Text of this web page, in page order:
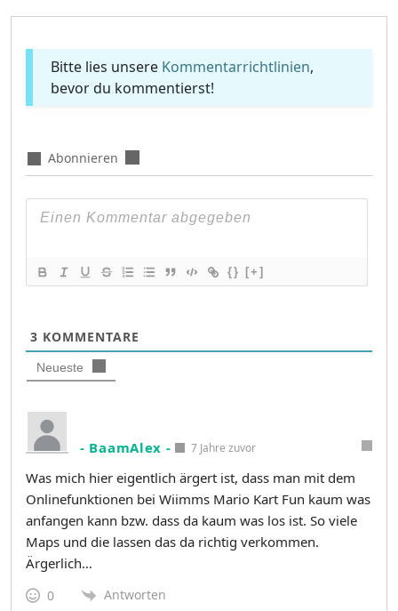
Bitte lies unsere Kommentarrichtlinien,
bevor du kommentierst!
Abonnieren
{} [+]
3 KOMMENTARE
Neueste
- BaamAlex - 7 Jahre zuvor
Was mich hier eigentlich ärgert ist, dass man mit dem
Onlinefunktionen bei Wiimms Mario Kart Fun kaum was
anfangen kann bzw. dass da kaum was los ist. So viele
Maps und die lassen das da richtig verkommen.
Ärgerlich…
0 Antworten